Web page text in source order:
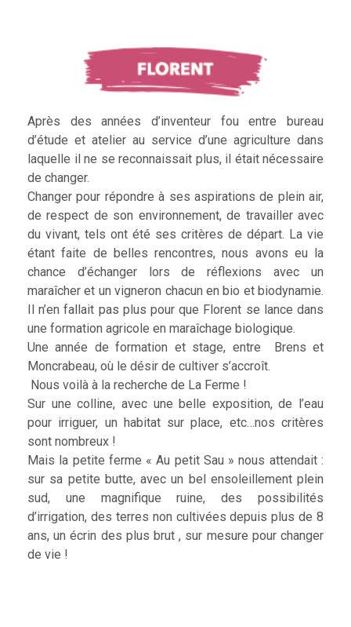
Après des années d’inventeur fou entre bureau
d’étude et atelier au service d’une agriculture dans
laquelle il ne se reconnaissait plus, il était nécessaire
de changer.
Changer pour répondre à ses aspirations de plein air,
de respect de son environnement, de travailler avec
du vivant, tels ont été ses critères de départ. La vie
étant faite de belles rencontres, nous avons eu la
chance d’échanger lors de réflexions avec un
maraîcher et un vigneron chacun en bio et biodynamie.
Il n’en fallait pas plus pour que Florent se lance dans
une formation agricole en maraîchage biologique.
Une année de formation et stage, entre Brens et
Moncrabeau, où le désir de cultiver s’accroît.
Nous voilà à la recherche de La Ferme !
Sur une colline, avec une belle exposition, de l’eau
pour irriguer, un habitat sur place, etc…nos critères
sont nombreux !
Mais la petite ferme « Au petit Sau » nous attendait :
sur sa petite butte, avec un bel ensoleillement plein
sud, une magnifique ruine, des possibilités
d’irrigation, des terres non cultivées depuis plus de 8
ans, un écrin des plus brut , sur mesure pour changer
de vie !